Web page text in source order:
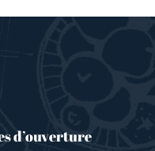
d’ouverture